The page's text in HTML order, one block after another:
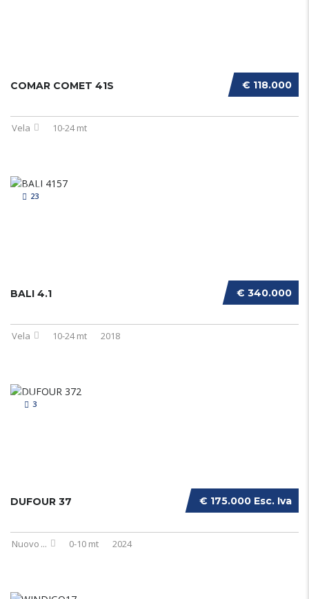
€ 118.000
COMAR COMET 41S
Vela 10-24 mt
23
€ 340.000
BALI 4.1
Vela 10-24 mt 2018
3
€ 175.000 Esc. Iva
DUFOUR 37
Nuovo ... 0-10 mt 2024